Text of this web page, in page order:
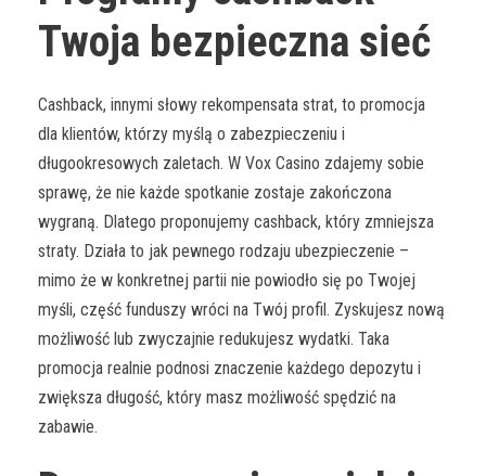
Twoja bezpieczna sieć
Cashback, innymi słowy rekompensata strat, to promocja
dla klientów, którzy myślą o zabezpieczeniu i
długookresowych zaletach. W Vox Casino zdajemy sobie
sprawę, że nie każde spotkanie zostaje zakończona
wygraną. Dlatego proponujemy cashback, który zmniejsza
straty. Działa to jak pewnego rodzaju ubezpieczenie –
mimo że w konkretnej partii nie powiodło się po Twojej
myśli, część funduszy wróci na Twój profil. Zyskujesz nową
możliwość lub zwyczajnie redukujesz wydatki. Taka
promocja realnie podnosi znaczenie każdego depozytu i
zwiększa długość, który masz możliwość spędzić na
zabawie.